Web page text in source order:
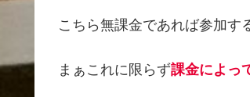
こちら無課金であれば参加す
まぁこれに限らず課金によっ